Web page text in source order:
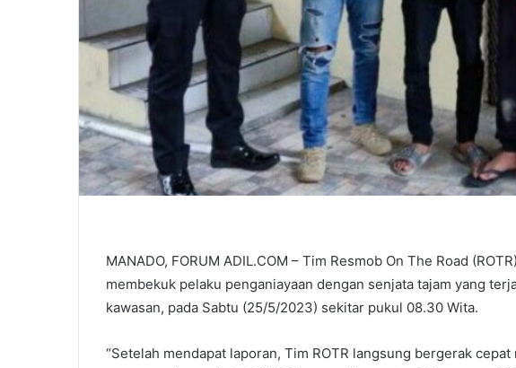
MANADO, FORUM ADIL.COM – Tim Resmob On The Road
membekuk pelaku penganiayaan dengan senjata tajam yang
kawasan, pada Sabtu (25/5/2023) sekitar pukul 08.30 Wita.
“Setelah mendapat laporan, Tim ROTR langsung bergerak